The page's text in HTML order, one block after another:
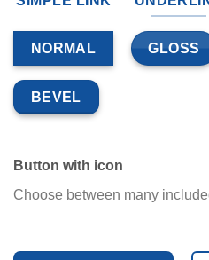
NORMAL GLOSS
BEVEL
Button with icon
Choose between many